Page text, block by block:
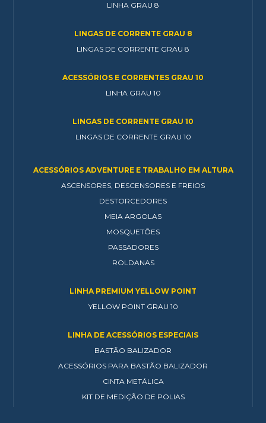
LINHA GRAU 8
LINGAS DE CORRENTE GRAU 8
LINGAS DE CORRENTE GRAU 8
ACESSÓRIOS E CORRENTES GRAU 10
LINHA GRAU 10
LINGAS DE CORRENTE GRAU 10
LINGAS DE CORRENTE GRAU 10
ACESSÓRIOS ADVENTURE E TRABALHO EM ALTURA
ASCENSORES, DESCENSORES E FREIOS
DESTORCEDORES
MEIA ARGOLAS
MOSQUETÕES
PASSADORES
ROLDANAS
LINHA PREMIUM YELLOW POINT
YELLOW POINT GRAU 10
LINHA DE ACESSÓRIOS ESPECIAIS
BASTÃO BALIZADOR
ACESSÓRIOS PARA BASTÃO BALIZADOR
CINTA METÁLICA
KIT DE MEDIÇÃO DE POLIAS